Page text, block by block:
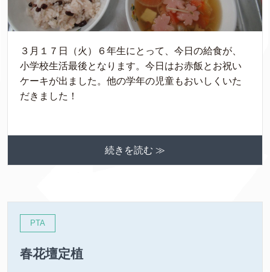
３月１７日（火）６年生にとって、今日の給食が、
小学校生活最後となります。今日はお赤飯とお祝い
ケーキが出ました。他の学年の児童もおいしくいた
だきました！
続きを読む ≫
PTA
春花壇定植